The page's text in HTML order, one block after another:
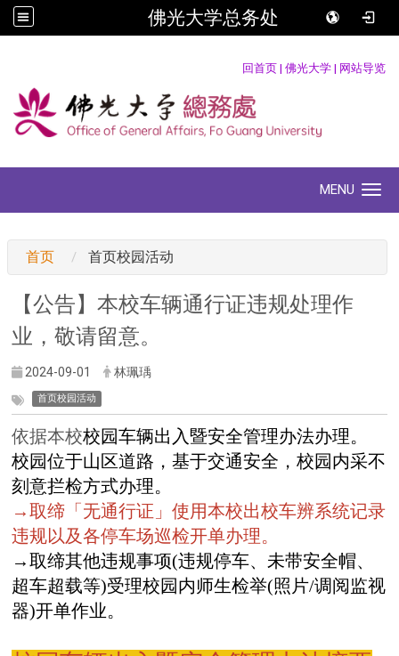
佛光大学总务处
回首页 | 佛光大学 | 网站导览
MENU
首页 首页校园活动
【公告】本校车辆通行证违规处理作
业，敬请留意。
2024-09-01 林珮瑀
首页校园活动
依据本校校园车辆出入暨安全管理办法办理。
校园位于山区道路，基于交通安全，校园内采不
刻意拦检方式办理。
→取缔「无通行证」使用本校出校车辨系统记录
违规以及各停车场巡检开单办理。
→取缔其他违规事项(违规停车、未带安全帽、
超车超载等)受理校园内师生检举(照片/调阅监视
器)开单作业。